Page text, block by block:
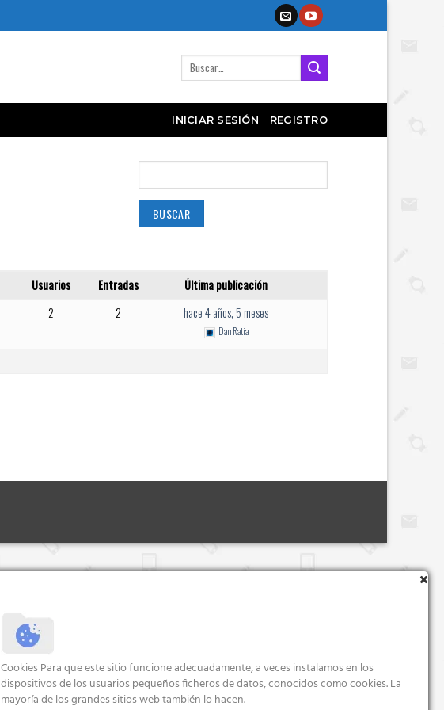
Buscar
por:
INICIAR SESIÓN REGISTRO
Usuarios Entradas
Última publicación
2 2 hace 4 años, 5 meses
Dan Ratia
Cookies Para que este sitio funcione adecuadamente, a veces instalamos en los
dispositivos de los usuarios pequeños ficheros de datos, conocidos como cookies. La
mayoría de los grandes sitios web también lo hacen.